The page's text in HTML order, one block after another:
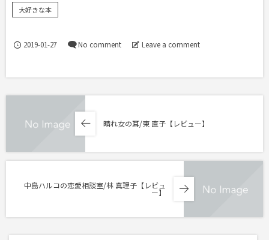
大好きな本
2019-01-27 No comment Leave a comment
晴れ女の耳/東 直子【レビュー】
中島ハルコの恋愛相談室/林 真理子【レビュ
ー】